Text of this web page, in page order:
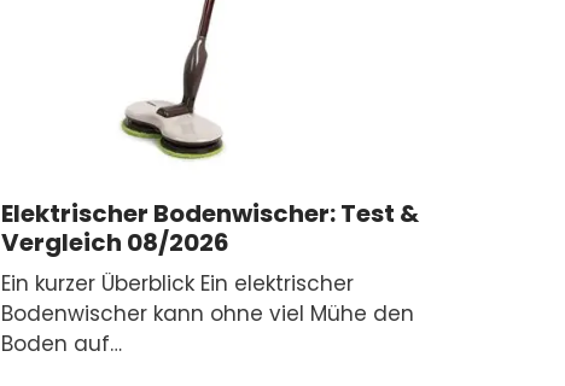
Elektrischer Bodenwischer: Test &
Vergleich 08/2026
Ein kurzer Überblick Ein elektrischer
Bodenwischer kann ohne viel Mühe den
Boden auf…